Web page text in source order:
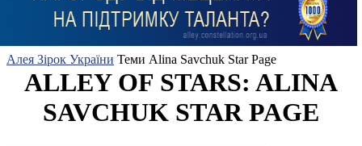
Алея Зірок України Теми Alina Savchuk Star Page
ALLEY OF STARS: ALINA
SAVCHUK STAR PAGE